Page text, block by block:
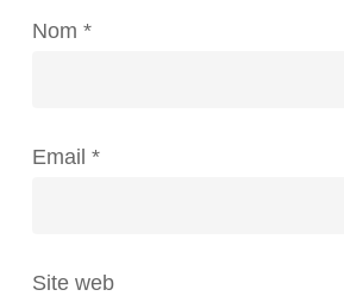
Nom *
Email *
Site web